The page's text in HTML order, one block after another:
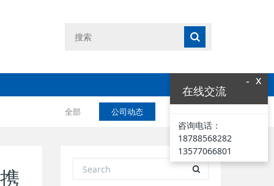
全部 公司动态
x
-
在线交流
咨询电话：
18788568282
13577066801